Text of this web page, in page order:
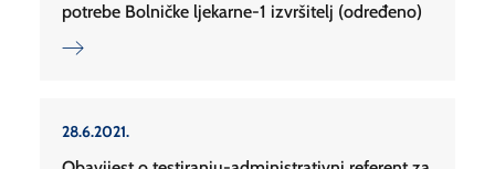
potrebe Bolničke ljekarne-1 izvršitelj (određeno)
28.6.2021.